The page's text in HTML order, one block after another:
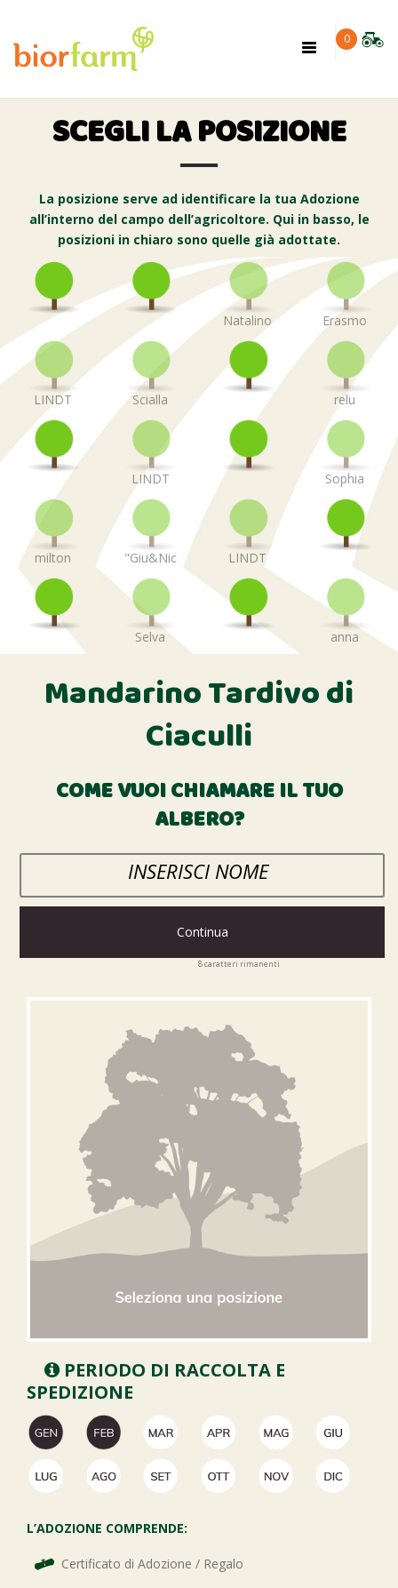
0
Toggle
SCEGLI LA POSIZIONE
La posizione serve ad identificare la tua Adozione
all’interno del campo dell’agricoltore. Qui in basso, le
posizioni in chiaro sono quelle già adottate.
Natalino Erasmo
LINDT Scialla relu
LINDT Sophia
milton "Giu&Nic LINDT
Selva anna
Mandarino Tardivo di
Ciaculli
COME VUOI CHIAMARE IL TUO
ALBERO?
Continua
8caratteri rimanenti
PERIODO DI RACCOLTA E
SPEDIZIONE
L’ADOZIONE COMPRENDE:
Certificato di Adozione / Regalo